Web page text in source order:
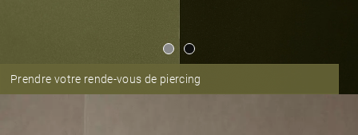
Explorer la Collection FINE PIERCING